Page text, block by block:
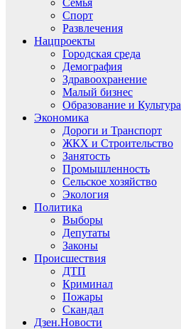
Семья
Спорт
Развлечения
Нацпроекты
Городская среда
Демография
Здравоохранение
Малый бизнес
Образование и Культура
Экономика
Дороги и Транспорт
ЖКХ и Строительство
Занятость
Промышленность
Сельское хозяйство
Экология
Политика
Выборы
Депутаты
Законы
Происшествия
ДТП
Криминал
Пожары
Скандал
Дзен.Новости